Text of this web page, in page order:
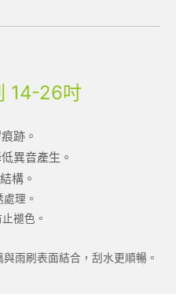
14-26吋
跡。
異音產生。
構。
理。
褪色。
雨刷表面結合，刮水更順暢。